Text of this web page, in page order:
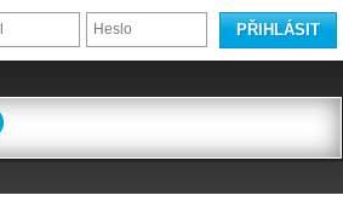
PŘIHLÁSIT